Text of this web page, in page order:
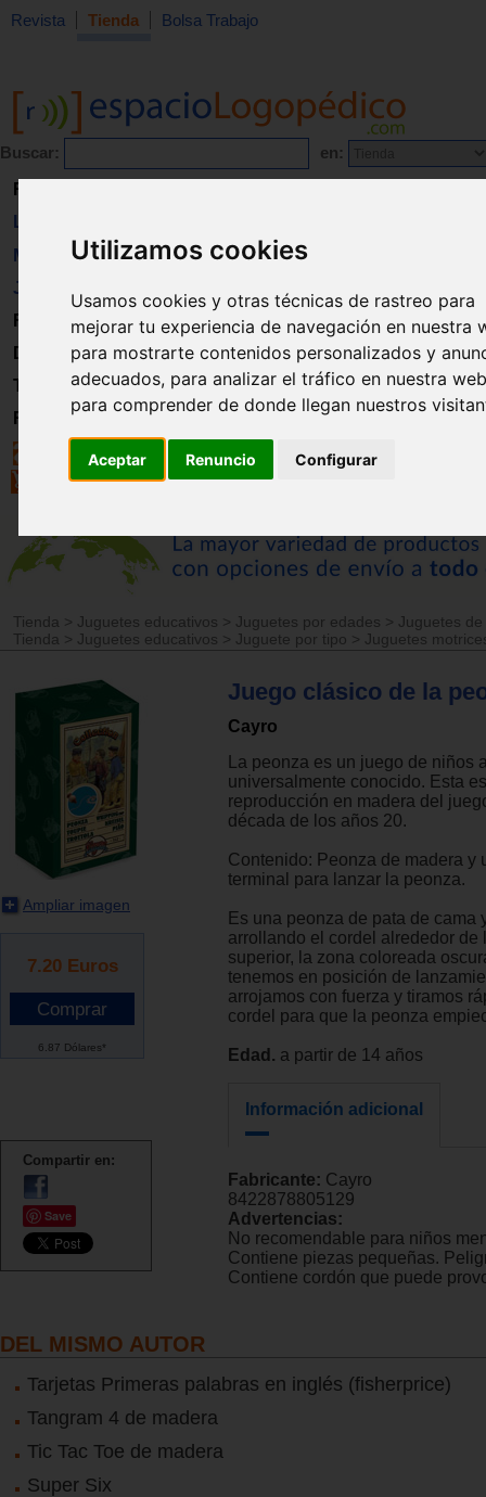
Utilizamos cookies
Usamos cookies y otras técnicas de rastreo para
mejorar tu experiencia de navegación en nuestra
para mostrarte contenidos personalizados y
adecuados, para analizar el tráfico en nuestra
para comprender de donde llegan nuestros
Aceptar Renuncio Configurar
Revista Tienda Bolsa Trabajo
Buscar: en:
Revista
Libros
Material
Juguetes
Formación
Directorio
Trabajo
Registro
Tienda > Juguetes educativos > Juguetes por edades > Juguetes
Tienda
> Juguetes educativos > Juguete por tipo > Juguetes
Ampliar imagen
7.20 Euros
6.87 Dólares*
Compartir en:
Save
Juego clásico de la
Cayro
La peonza es un juego de niños
universalmente conocido. Esta
reproducción en madera del
década de los años 20.
Contenido: Peonza de madera y
terminal para lanzar la peonza.
Es una peonza de pata de cama
arrollando el cordel alrededor de
superior, la zona coloreada
tenemos en posición de
arrojamos con fuerza y tiramos
cordel para que la peonza
Edad. a partir de 14 años
Información adicional
Fabricante: Cayro
8422878805129
Advertencias:
No recomendable para niños
Contiene piezas pequeñas.
Contiene cordón que puede
DEL MISMO AUTOR
Tarjetas Primeras palabras en inglés (fisherprice)
Tangram 4 de madera
Tic Tac Toe de madera
Super Six